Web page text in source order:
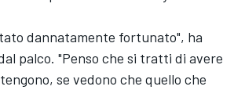
dannatamente fortunato", ha
palco. "Penso che si tratti di avere
se vedono che quello che